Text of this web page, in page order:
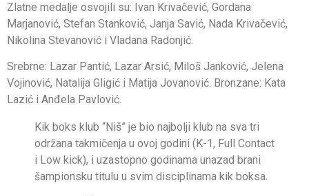
Zlatne medalje osvojili su: Ivan Krivačević, Gordana
Marjanović, Stefan Stanković, Janja Savić, Nada Krivačević,
Nikolina Stevanović i Vladana Radonjić.
Srebrne: Lazar Pantić, Lazar Arsić, Miloš Janković, Jelena
Vojinović, Natalija Gligić i Matija Jovanović. Bronzane: Kata
Lazić i Anđela Pavlović.
Kik boks klub “Niš” je bio najbolji klub na sva tri
održana takmičenja u ovoj godini (K-1, Full Contact
i Low kick), i uzastopno godinama unazad brani
šampionsku titulu u svim disciplinama kik boksa.